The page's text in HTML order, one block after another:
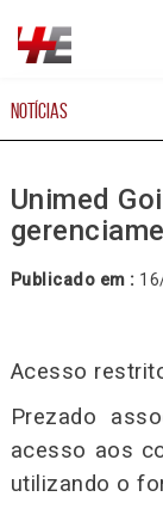
NOTÍCIAS
Unimed
Publicado em :
Acesso
Prezado
acesso aos
utilizando o